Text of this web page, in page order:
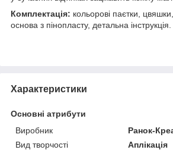
Комплектація: кольорові паєтки,
основа з пінопласту, детальна інструкція.
Характеристики
Основні атрибути
Виробник
Ранок-
Вид творчості
Аплікація